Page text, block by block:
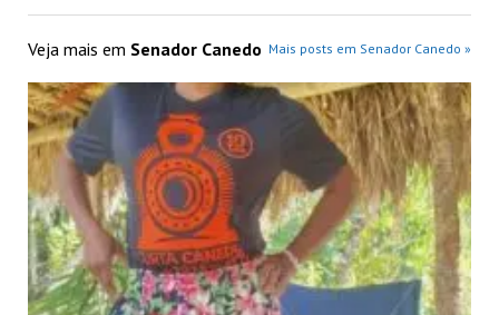
Veja mais em Senador Canedo Mais posts em Senador Canedo »